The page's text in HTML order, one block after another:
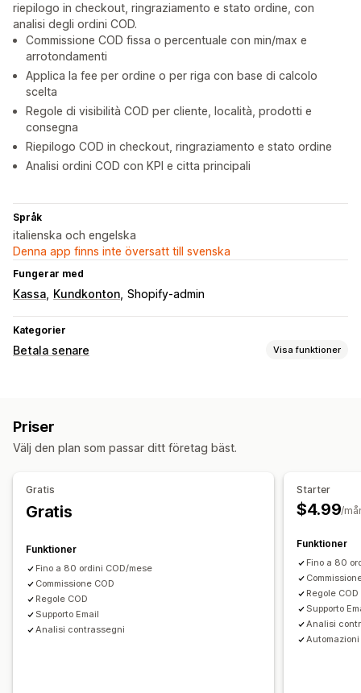
riepilogo in checkout, ringraziamento e stato ordine, con
analisi degli ordini COD.
Commissione COD fissa o percentuale con min/max e
arrotondamenti
Applica la fee per ordine o per riga con base di calcolo
scelta
Regole di visibilità COD per cliente, località, prodotti e
consegna
Riepilogo COD in checkout, ringraziamento e stato ordine
Analisi ordini COD con KPI e citta principali
Språk
italienska och engelska
Denna app finns inte översatt till svenska
Fungerar med
Kassa Kundkonton Shopify-admin
Kategorier
Betala senare Visa funktioner
Byt namn på betalningstyper
Priser
Välj den plan som passar ditt företag bäst.
Gratis
Gratis
Funktioner
Fino a 80 ordini COD/mese
Commissione COD
Regole COD
Supporto Email
Analisi contrassegni
Starter
$4.99/
Funktioner
Fino a 80
Regole COD
Supporto
Analisi